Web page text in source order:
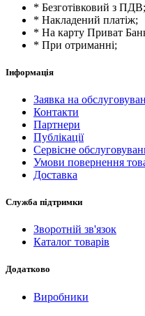
* Безготівковий з ПДВ;
* Накладений платіж;
* На карту Приват
* При отриманні;
Інформація
Заявка на
Контакти
Партнери
Публікації
Сервісне
Умови повернення
Доставка
Служба підтримки
Зворотній зв'язок
Каталог товарів
Додатково
Виробники